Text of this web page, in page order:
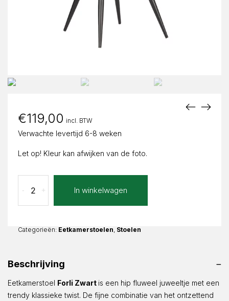
€119,00 incl. BTW
Verwachte levertijd 6-8 weken
Let op! Kleur kan afwijken van de foto.
Forli
Zwart
aantal
+
- In winkelwagen
Categorieën: Eetkamerstoelen Stoelen
Beschrijving
Eetkamerstoel Forli Zwart is een hip fluweel juweeltje met een
trendy klassieke twist. De fijne combinatie van het ontzettend